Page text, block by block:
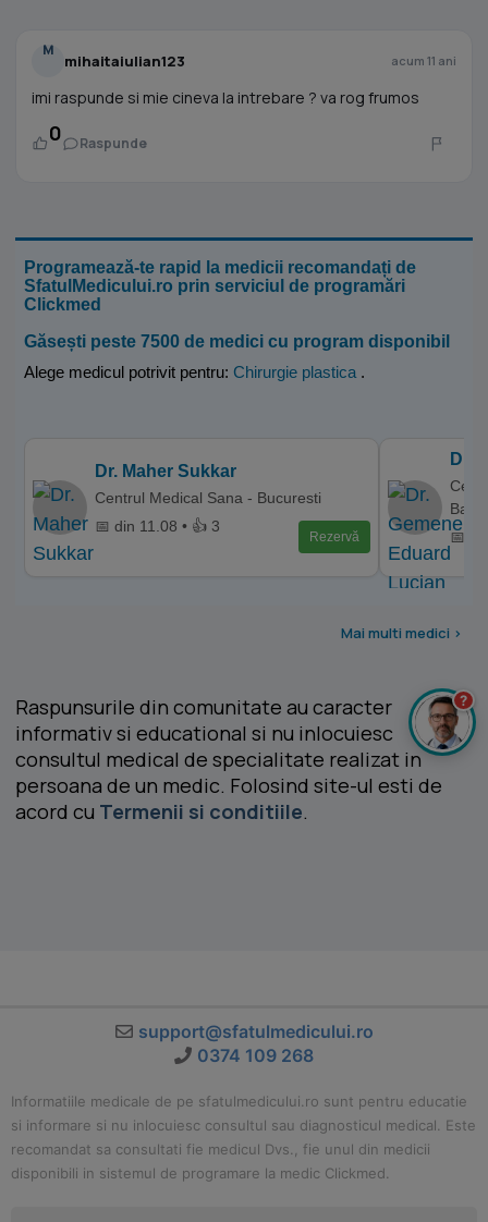
M
mihaitaiulian123 acum 11 ani
imi raspunde si mie cineva la intrebare ? va rog frumos
0 Raspunde
Programează-te rapid la medicii recomandați de
SfatulMedicului.ro prin serviciul de programări
Clickmed
Găsești peste 7500 de medici cu program disponibil
Alege medicul potrivit pentru: Chirurgie plastica .
Dr. Maher Sukkar
Centrul Medical Sana - Bucuresti
📅 din 11.08 • 👍 3
Rezervă
Dr.
📅
Mai multi medici >
Raspunsurile din comunitate au caracter
informativ si educational si nu inlocuiesc
consultul medical de specialitate realizat in
persoana de un medic. Folosind site-ul esti de
acord cu Termenii si conditiile.
support@sfatulmedicului.ro
0374 109 268
Informatiile medicale de pe sfatulmedicului.ro sunt pentru educatie
si informare si nu inlocuiesc consultul sau diagnosticul medical. Este
recomandat sa consultati fie medicul Dvs., fie unul din medicii
disponibili in sistemul de programare la medic Clickmed.
?